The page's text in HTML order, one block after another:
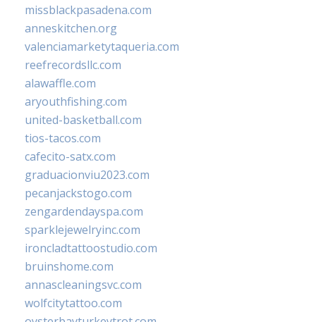
missblackpasadena.com
anneskitchen.org
valenciamarketytaqueria.com
reefrecordsllc.com
alawaffle.com
aryouthfishing.com
united-basketball.com
tios-tacos.com
cafecito-satx.com
graduacionviu2023.com
pecanjackstogo.com
zengardendayspa.com
sparklejewelryinc.com
ironcladtattoostudio.com
bruinshome.com
annascleaningsvc.com
wolfcitytattoo.com